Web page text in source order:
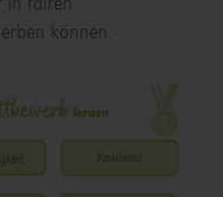
können.